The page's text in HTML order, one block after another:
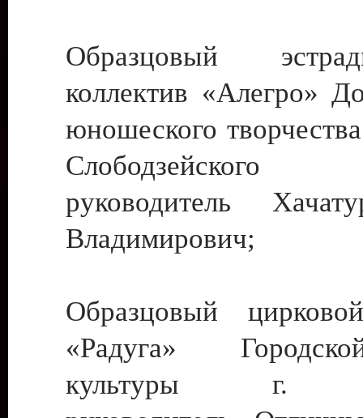
Образцовый
коллектив «Алегро»
юношеского
руководитель
Владимирович;
Образцовый
«Радуга»
культуры г.